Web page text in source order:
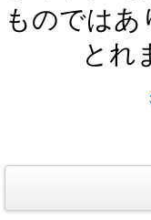
ものではあ
とれ